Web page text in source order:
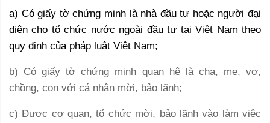
a) Có giấy tờ chứng minh là nhà đầu tư hoặc người đại
diện cho tổ chức nước ngoài đầu tư tại Việt Nam theo
quy định của pháp luật Việt Nam;
b) Có giấy tờ chứng minh quan hệ là cha, mẹ, vợ,
chồng, con với cá nhân mời, bảo lãnh;
c) Được cơ quan, tổ chức mời, bảo lãnh vào làm việc